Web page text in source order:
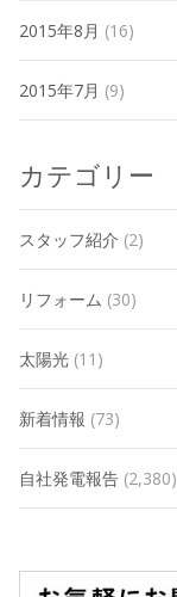
2015年8月 (16)
2015年7月 (9)
カテゴリー
スタッフ紹介 (2)
リフォーム (30)
太陽光 (11)
新着情報 (73)
自社発電報告 (2,380)